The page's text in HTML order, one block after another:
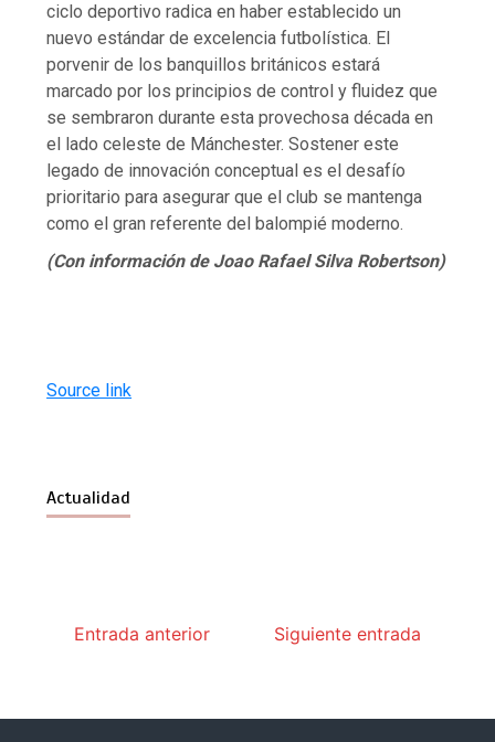
ciclo deportivo radica en haber establecido un
nuevo estándar de excelencia futbolística. El
porvenir de los banquillos británicos estará
marcado por los principios de control y fluidez que
se sembraron durante esta provechosa década en
el lado celeste de Mánchester. Sostener este
legado de innovación conceptual es el desafío
prioritario para asegurar que el club se mantenga
como el gran referente del balompié moderno.
(Con información de Joao Rafael Silva Robertson)
Source link
Actualidad
Entrada anterior Siguiente entrada